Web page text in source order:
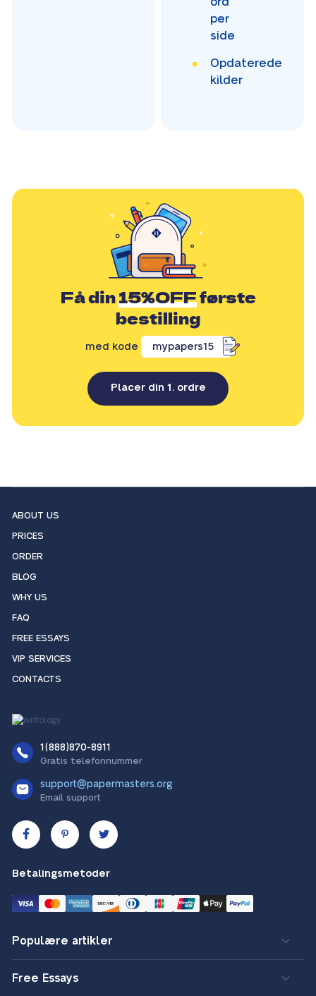
per
side
Opdaterede
kilder
Få din15%OFFførste
bestilling
med kode mypapers15
Placer din 1. ordre
ABOUT US
PRICES
ORDER
BLOG
WHY US
FAQ
FREE ESSAYS
VIP SERVICES
CONTACTS
1(888)870-8911
Gratis telefonnummer
support@papermasters.org
Email support
Betalingsmetoder
Populære artikler
Free Essays